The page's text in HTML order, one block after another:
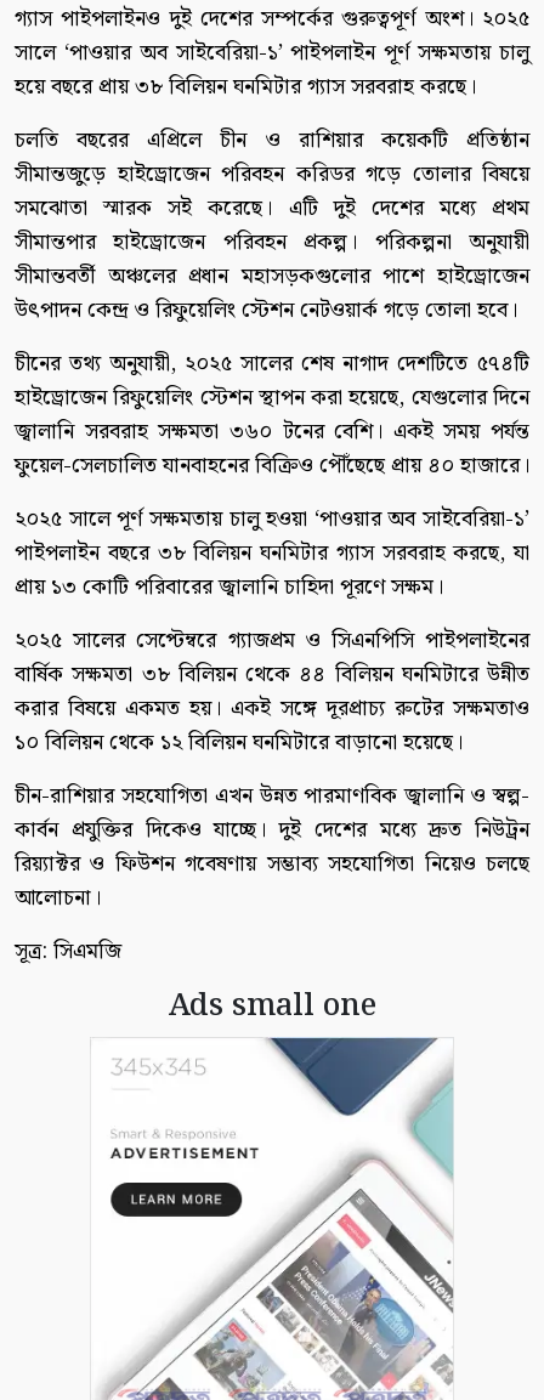
গ্যাস পাইপলাইনও দুই দেশের সম্পর্কের গুরুত্বপূর্ণ অংশ। ২০২৫
সালে ‘পাওয়ার অব সাইবেরিয়া-১’ পাইপলাইন পূর্ণ সক্ষমতায় চালু
হয়ে বছরে প্রায় ৩৮ বিলিয়ন ঘনমিটার গ্যাস সরবরাহ করছে।
চলতি বছরের এপ্রিলে চীন ও রাশিয়ার কয়েকটি প্রতিষ্ঠান
সীমান্তজুড়ে হাইড্রোজেন পরিবহন করিডর গড়ে তোলার বিষয়ে
সমঝোতা স্মারক সই করেছে। এটি দুই দেশের মধ্যে প্রথম
সীমান্তপার হাইড্রোজেন পরিবহন প্রকল্প। পরিকল্পনা অনুযায়ী
সীমান্তবর্তী অঞ্চলের প্রধান মহাসড়কগুলোর পাশে হাইড্রোজেন
উৎপাদন কেন্দ্র ও রিফুয়েলিং স্টেশন নেটওয়ার্ক গড়ে তোলা হবে।
চীনের তথ্য অনুযায়ী, ২০২৫ সালের শেষ নাগাদ দেশটিতে ৫৭৪টি
হাইড্রোজেন রিফুয়েলিং স্টেশন স্থাপন করা হয়েছে, যেগুলোর দিনে
জ্বালানি সরবরাহ সক্ষমতা ৩৬০ টনের বেশি। একই সময় পর্যন্ত
ফুয়েল-সেলচালিত যানবাহনের বিক্রিও পৌঁছেছে প্রায় ৪০ হাজারে।
২০২৫ সালে পূর্ণ সক্ষমতায় চালু হওয়া ‘পাওয়ার অব সাইবেরিয়া-১’
পাইপলাইন বছরে ৩৮ বিলিয়ন ঘনমিটার গ্যাস সরবরাহ করছে, যা
প্রায় ১৩ কোটি পরিবারের জ্বালানি চাহিদা পূরণে সক্ষম।
২০২৫ সালের সেপ্টেম্বরে গ্যাজপ্রম ও সিএনপিসি পাইপলাইনের
বার্ষিক সক্ষমতা ৩৮ বিলিয়ন থেকে ৪৪ বিলিয়ন ঘনমিটারে উন্নীত
করার বিষয়ে একমত হয়। একই সঙ্গে দূরপ্রাচ্য রুটের সক্ষমতাও
১০ বিলিয়ন থেকে ১২ বিলিয়ন ঘনমিটারে বাড়ানো হয়েছে।
চীন-রাশিয়ার সহযোগিতা এখন উন্নত পারমাণবিক জ্বালানি ও স্বল্প-
কার্বন প্রযুক্তির দিকেও যাচ্ছে। দুই দেশের মধ্যে দ্রুত নিউট্রন
রিয়্যাক্টর ও ফিউশন গবেষণায় সম্ভাব্য সহযোগিতা নিয়েও চলছে
আলোচনা।
সূত্র: সিএমজি
Ads small one